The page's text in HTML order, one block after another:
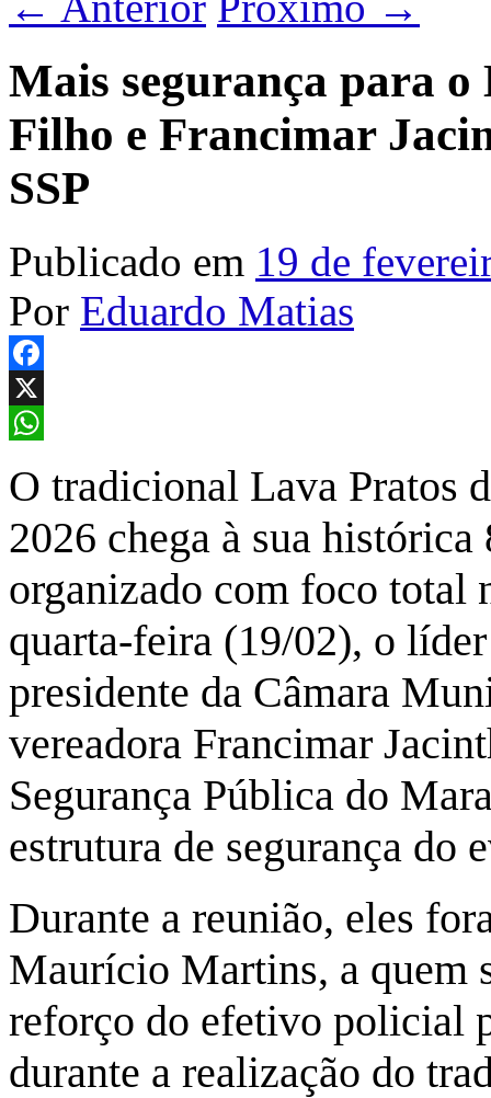
Mais segurança para
Filho e Francimar
SSP
Publicado em 19 de
Por Eduardo Matias
Facebook
X
O tradicional Lava Pratos
2026 chega à sua histórica
organizado com foco total
quarta-feira (19/02), o
presidente da Câmara
vereadora Francimar
Segurança Pública do
estrutura de segurança do
Durante a reunião, eles
Maurício Martins, a quem
reforço do efetivo policial
durante a realização do